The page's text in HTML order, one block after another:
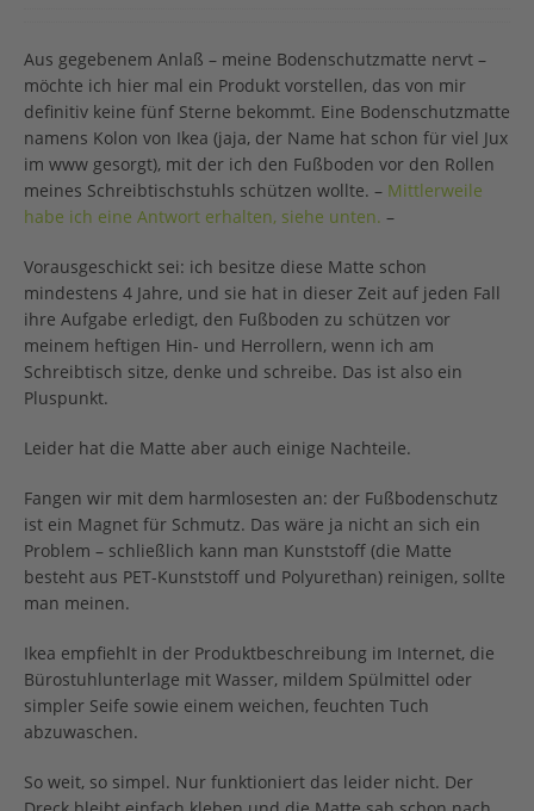
Aus gegebenem Anlaß – meine Bodenschutzmatte nervt –
möchte ich hier mal ein Produkt vorstellen, das von mir
definitiv keine fünf Sterne bekommt. Eine Bodenschutzmatte
namens Kolon von Ikea (jaja, der Name hat schon für viel Jux
im www gesorgt), mit der ich den Fußboden vor den Rollen
meines Schreibtischstuhls schützen wollte. – Mittlerweile
habe ich eine Antwort erhalten, siehe unten. –
Vorausgeschickt sei: ich besitze diese Matte schon
mindestens 4 Jahre, und sie hat in dieser Zeit auf jeden Fall
ihre Aufgabe erledigt, den Fußboden zu schützen vor
meinem heftigen Hin- und Herrollern, wenn ich am
Schreibtisch sitze, denke und schreibe. Das ist also ein
Pluspunkt.
Leider hat die Matte aber auch einige Nachteile.
Fangen wir mit dem harmlosesten an: der Fußbodenschutz
ist ein Magnet für Schmutz. Das wäre ja nicht an sich ein
Problem – schließlich kann man Kunststoff (die Matte
besteht aus PET-Kunststoff und Polyurethan) reinigen, sollte
man meinen.
Ikea empfiehlt in der Produktbeschreibung im Internet, die
Bürostuhlunterlage mit Wasser, mildem Spülmittel oder
simpler Seife sowie einem weichen, feuchten Tuch
abzuwaschen.
So weit, so simpel. Nur funktioniert das leider nicht. Der